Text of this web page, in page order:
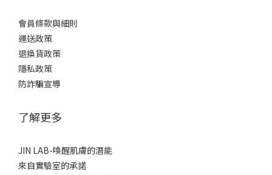
會員條款與細則
運送政策
退換貨政策
隱私政策
防詐騙宣導
了解更多
JIN LAB-喚醒肌膚的潛能
來自實驗室的承諾